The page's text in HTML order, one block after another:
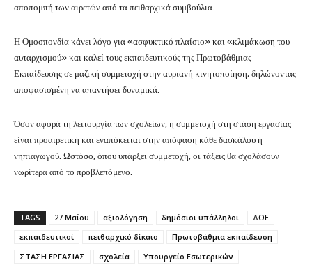
αποπομπή των αιρετών από τα πειθαρχικά συμβούλια.
Η Ομοσπονδία κάνει λόγο για «ασφυκτικό πλαίσιο» και «κλιμάκωση του
αυταρχισμού» και καλεί τους εκπαιδευτικούς της Πρωτοβάθμιας
Εκπαίδευσης σε μαζική συμμετοχή στην αυριανή κινητοποίηση, δηλώνοντας
αποφασισμένη να απαντήσει δυναμικά.
Όσον αφορά τη λειτουργία των σχολείων, η συμμετοχή στη στάση εργασίας
είναι προαιρετική και εναπόκειται στην απόφαση κάθε δασκάλου ή
νηπιαγωγού. Ωστόσο, όπου υπάρξει συμμετοχή, οι τάξεις θα σχολάσουν
νωρίτερα από το προβλεπόμενο.
TAGS 27 Μαΐου αξιολόγηση δημόσιοι υπάλληλοι
ΔΟΕ
εκπαιδευτικοί
πειθαρχικό δίκαιο
Πρωτοβάθμια εκπαίδευση
ΣΤΑΣΗ ΕΡΓΑΣΙΑΣ
σχολεία Υπουργείο Εσωτερικών